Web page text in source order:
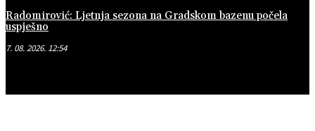
Radomirović: Ljetnja sezona na Gradskom bazenu počela
uspješno
7. 08. 2026. 12:54